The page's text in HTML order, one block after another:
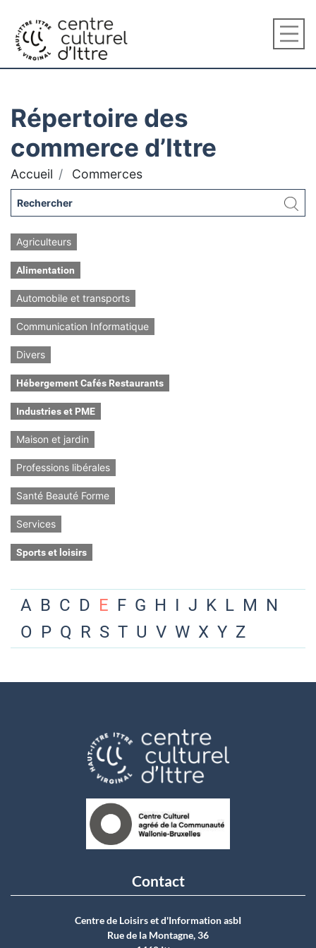
Répertoire des
commerce d’Ittre
Accueil Commerces
Agriculteurs
Alimentation
Automobile et transports
Communication Informatique
Divers
Hébergement Cafés Restaurants
Industries et PME
Maison et jardin
Professions libérales
Santé Beauté Forme
Services
Sports et loisirs
A B C D E F G H I J K L M N
O P Q R S T U V W X Y Z
Contact
Centre de Loisirs et d'Information asbI
Rue de la Montagne, 36